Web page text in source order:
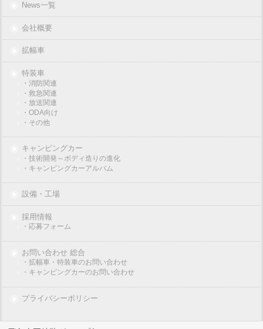
News一覧
会社概要
拡幅車
特装車
・消防関連
・救急関連
・放送関連
・ODA向け
・その他
キャンピングカー
・技術開発～ボディ造りの進化
・キャンピングカーアルバム
設備・工場
採用情報
・応募フォーム
お問い合わせ 総合
・拡幅車・特装車のお問い合わせ
・キャンピングカーのお問い合わせ
プライバシーポリシー